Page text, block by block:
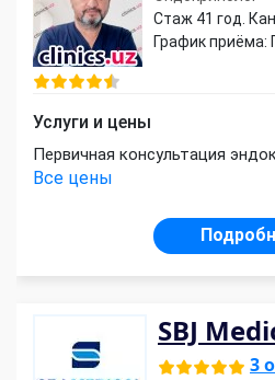
Стаж 41 год.
График приёма:
Услуги и цены
Первичная консультация
Все цены
SBJ
3